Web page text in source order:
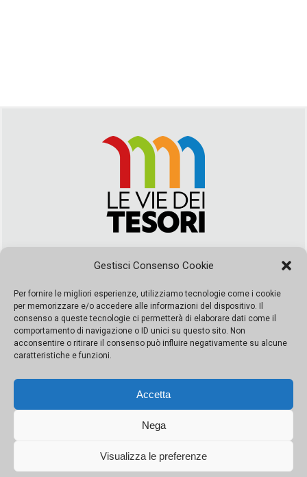
Gestisci Consenso Cookie
Per fornire le migliori esperienze, utilizziamo tecnologie come i cookie
per memorizzare e/o accedere alle informazioni del dispositivo. Il
consenso a queste tecnologie ci permetterà di elaborare dati come il
comportamento di navigazione o ID unici su questo sito. Non
acconsentire o ritirare il consenso può influire negativamente su alcune
caratteristiche e funzioni.
Accetta
Nega
Visualizza le preferenze
segreteria@leviedeitesori.it
Direttore ResponsabileMarcello Barbaro – Aut. del tribunale di
Palermo n. 19 del 2017 iscrizione al roc numero 37003 Editore
Porta Felice Srl. Sede legale: Via Libertà 93 – 90143 Palermo
Società iscritta alla Camera di Commercio di Palermo Ufficio
065228208251 Capitale 10000 euro IV
© Copyright Porta Felice | Le Vie dei Tesori. Tutti i diritti riservati |Privacy Policy